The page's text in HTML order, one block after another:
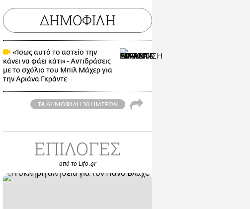
ΔΗΜΟΦΙΛΗ
«Ίσως αυτό το αστείο την
κάνει να φάει κάτι» - Αντιδράσεις
με το σχόλιο του Μπιλ Μάχερ για
την Αριάνα Γκράντε
ΤΑ ΔΗΜΟΦΙΛΗ 30 ΗΜΕΡΩΝ
ΕΠΙΛΟΓΕΣ
από το Lifo.gr